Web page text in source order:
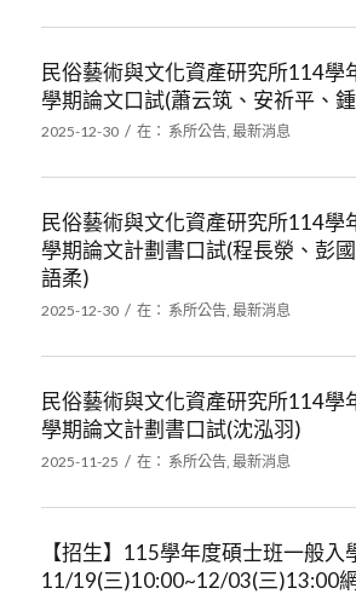
民俗藝術與文化資產研究所114學
學期論文口試(蕭云筑、安祈平、
2025-12-30 / 在： 系所公告, 最新消息
民俗藝術與文化資產研究所114學
學期論文計劃書口試(程長滎、彭
語柔)
2025-12-30 / 在： 系所公告, 最新消息
民俗藝術與文化資產研究所114學
學期論文計劃書口試(沈泓羽)
2025-11-25 / 在： 系所公告, 最新消息
【招生】115學年度碩士班一般入
11/19(三)10:00~12/03(三)13:00